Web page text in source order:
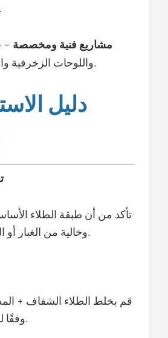
البيئات الخارجية.
مشاريع فنية ومخصصة -
واللوحات الزخرفية واللافتات الإبداعية.
دليل
تأكد من أن طبقة الطلاء
قم بخلط الطلاء الشفاف +